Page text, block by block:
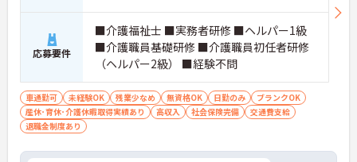
応募要件
■介護福祉士 ■実務者研修 ■ヘルパー1級
■介護職員基礎研修 ■介護職員初任者研修
（ヘルパー2級） ■経験不問
車通勤可 未経験OK 残業少なめ 無資格OK 日勤のみ
ブランクOK
産休･育休･介護休暇取得実績あり
高収入 社会保険完備
交通費支給
退職金制度あり